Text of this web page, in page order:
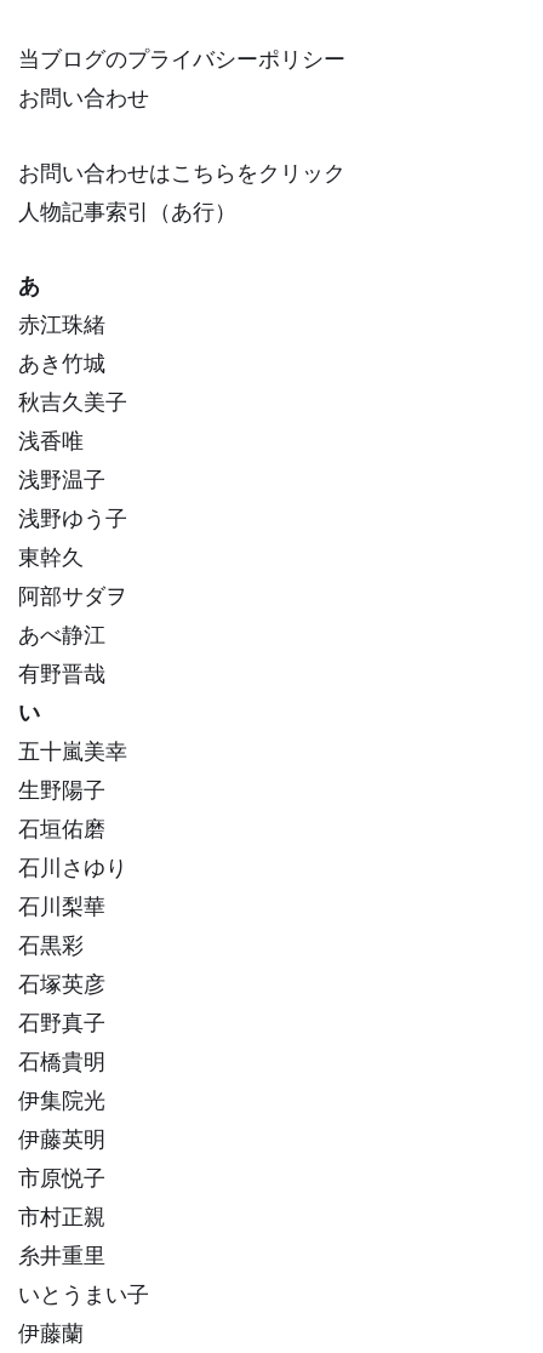
当ブログのプライバシーポリシー
お問い合わせ
お問い合わせはこちらをクリック
人物記事索引（あ行）
あ
赤江珠緒
あき竹城
秋吉久美子
浅香唯
浅野温子
浅野ゆう子
東幹久
阿部サダヲ
あべ静江
有野晋哉
い
五十嵐美幸
生野陽子
石垣佑磨
石川さゆり
石川梨華
石黒彩
石塚英彦
石野真子
石橋貴明
伊集院光
伊藤英明
市原悦子
市村正親
糸井重里
いとうまい子
伊藤蘭